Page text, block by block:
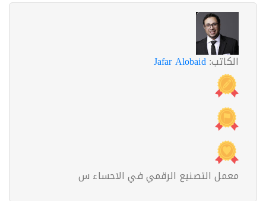
الكاتب:Jafar Alobaid
معمل التصنيع الرقمي في الاحساء س